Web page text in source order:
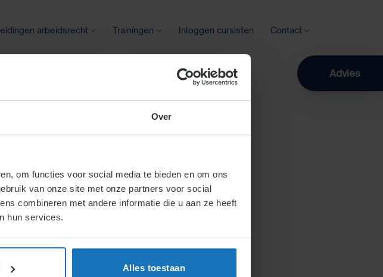
Over
om functies voor social media te bieden en om ons
van onze site met onze partners voor social
combineren met andere informatie die u aan ze heeft
hun services.
Alles toestaan
arbeidsrecht Trainingen Inloggen cursisten Contact
Zoeken Advies